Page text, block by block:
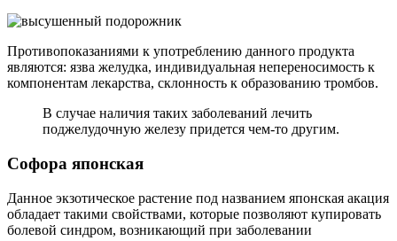
Противопоказаниями к употреблению данного продукта
являются: язва желудка, индивидуальная непереносимость к
компонентам лекарства, склонность к образованию тромбов.
В случае наличия таких заболеваний лечить
поджелудочную железу придется чем-то другим.
Софора японская
Данное экзотическое растение под названием японская акация
обладает такими свойствами, которые позволяют купировать
болевой синдром, возникающий при заболевании